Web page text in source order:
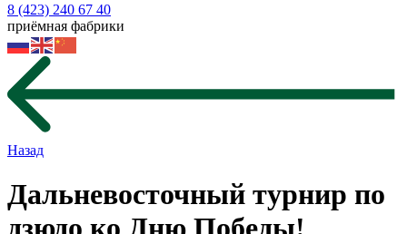
8 (423) 240 67 40
приёмная фабрики
Назад
Дальневосточный турнир по